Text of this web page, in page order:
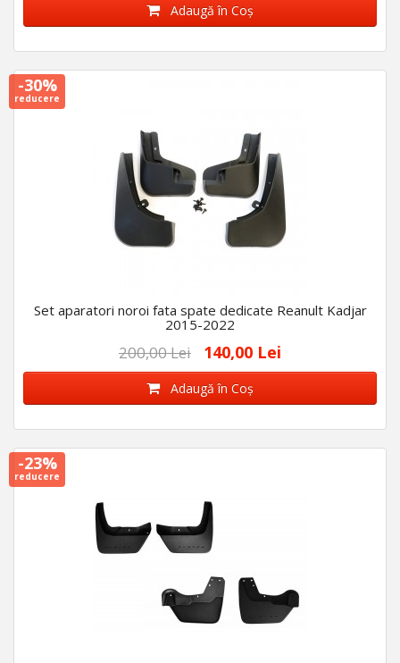
Adaugă în Coş
-30%
reducere
Set aparatori noroi fata spate dedicate Reanult Kadjar
2015-2022
200,00 Lei 140,00 Lei
Adaugă în Coş
-23%
reducere